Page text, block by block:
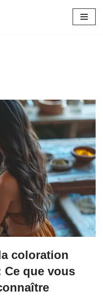
coloration
que vous